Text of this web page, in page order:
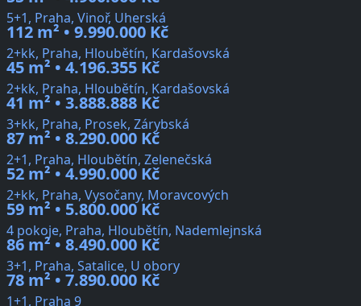
5+1, Praha, Vinoř, Uherská
112 m² • 9.990.000 Kč
2+kk, Praha, Hloubětín, Kardašovská
45 m² • 4.196.355 Kč
2+kk, Praha, Hloubětín, Kardašovská
41 m² • 3.888.888 Kč
3+kk, Praha, Prosek, Zárybská
87 m² • 8.290.000 Kč
2+1, Praha, Hloubětín, Zelenečská
52 m² • 4.990.000 Kč
2+kk, Praha, Vysočany, Moravcových
59 m² • 5.800.000 Kč
4 pokoje, Praha, Hloubětín, Nademlejnská
86 m² • 8.490.000 Kč
3+1, Praha, Satalice, U obory
78 m² • 7.890.000 Kč
1+1, Praha 9